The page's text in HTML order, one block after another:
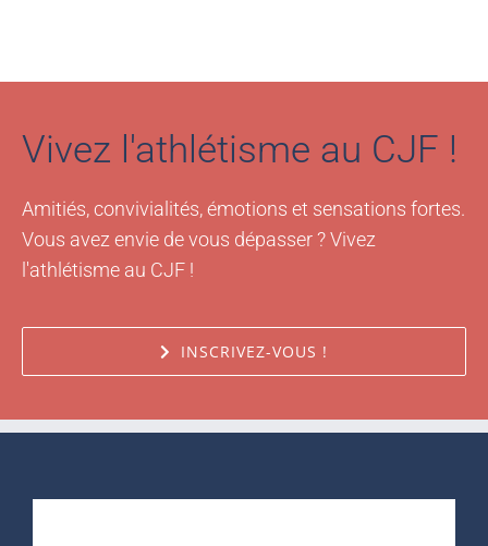
Vivez l'athlétisme au CJF !
Amitiés, convivialités, émotions et sensations fortes.
Vous avez envie de vous dépasser ? Vivez
l'athlétisme au CJF !
INSCRIVEZ-VOUS !